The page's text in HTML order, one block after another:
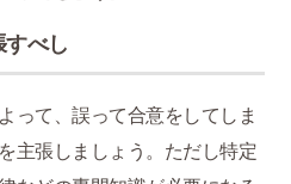
べし
って、誤って合意をしてしま
主張しましょう。ただし特定